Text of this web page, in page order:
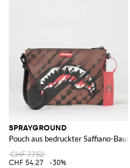
SPRAYGROUND
Pouch aus bedruckter Saffiano-
CHF 77.52
CHF 54.27
-30%